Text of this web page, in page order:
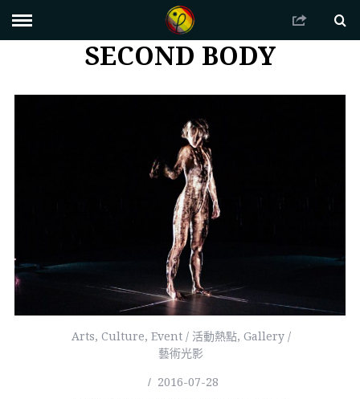
SECOND BODY
Arts, Culture, Event / 活動熱點, Gallery /
藝術光影
2016-07-28